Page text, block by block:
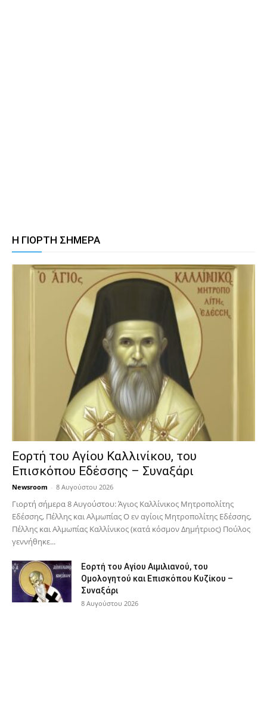
Η ΓΙΟΡΤΗ ΣΗΜΕΡΑ
Εορτή του Αγίου Καλλινίκου, του
Επισκόπου Εδέσσης – Συναξάρι
Newsroom - 8 Αυγούστου 2026
Γιορτή σήμερα 8 Αυγούστου: Άγιος Καλλίνικος Μητροπολίτης
Εδέσσης, Πέλλης και Αλμωπίας Ο εν αγίοις Μητροπολίτης Εδέσσης,
Πέλλης και Αλμωπίας Καλλίνικος (κατά κόσμον Δημήτριος) Πούλος
γεννήθηκε...
Εορτή του Αγίου Αιμιλιανού, του
Ομολογητού και Επισκόπου Κυζίκου –
Συναξάρι
8 Αυγούστου 2026